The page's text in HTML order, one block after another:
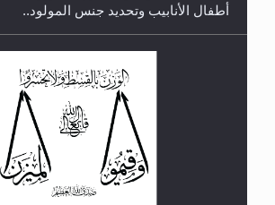
رأيٌ في لغة المسيح الموعود عليه السلام.. 4...
أطفال الأنابيب وتحديد جنس المولود..